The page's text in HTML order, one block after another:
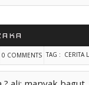
0 COMMENTS TAG : CERITA